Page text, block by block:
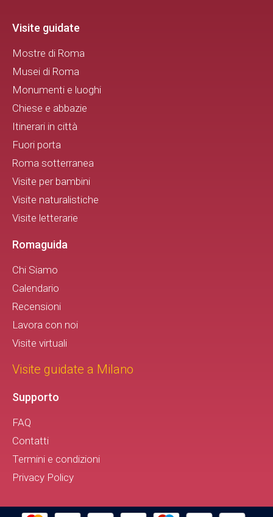
Visite guidate
Mostre di Roma
Musei di Roma
Monumenti e luoghi
Chiese e abbazie
Itinerari in città
Fuori porta
Roma sotterranea
Visite per bambini
Visite naturalistiche
Visite letterarie
Romaguida
Chi Siamo
Calendario
Recensioni
Lavora con noi
Visite virtuali
Visite guidate a Milano
Supporto
FAQ
Contatti
Termini e condizioni
Privacy Policy